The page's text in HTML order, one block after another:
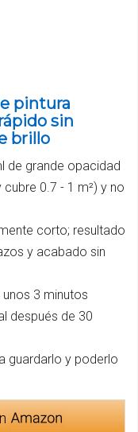
pintura
sin
brillo
de grande opacidad
0.7 - 1 m²) y no
corto; resultado
y acabado sin
3 minutos
después de 30
guardarlo y poderlo